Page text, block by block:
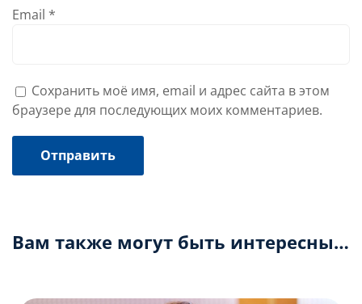
Email *
Сохранить моё имя, email и адрес сайта в этом
браузере для последующих моих комментариев.
Вам также могут быть интересны…